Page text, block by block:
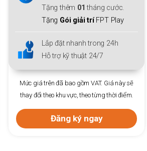
Tặng thêm01tháng cước.
Gói giải trí FPT Play
Lắp đặt nhanh trong 24h
Hỗ trợ kỹ thuật 24/7
Mức giá trên đã bao gồm VAT. Giá này sẽ
thay đổi theo khu vực, theo từng thời điểm.
Đăng ký ngay